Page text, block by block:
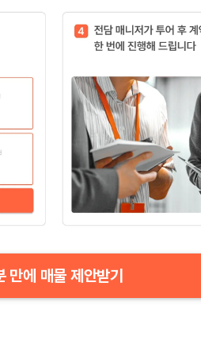
만에 매물 제안받기